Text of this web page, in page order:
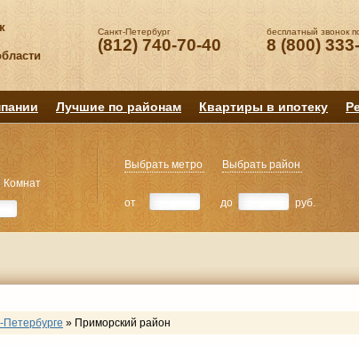
Санкт-Петербург
(812) 740-70-40
бесплатный звонок
8 (800)
Лучшие по районам Квартиры в ипотеку
Комнат
Выбрать метро Выбрать район
от до руб.
Петербурге » Приморский район